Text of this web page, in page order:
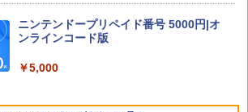
リーでポイント10倍！】【メール便発
HELLDIVERS 2
￥3,888
【中古】ピクミン3 デラックス -Switch
￥3,984
【楽天ブックス限定全巻購入特典+全巻
購入特典】Re:ゼロから始める異世界生
活 4th season 4【Blu-ray】(オリジナル
下ろし小説) [ 長月達平 ]
ニンテンドープリペイド番号 5000円|オ
ンラインコード版
￥5,000